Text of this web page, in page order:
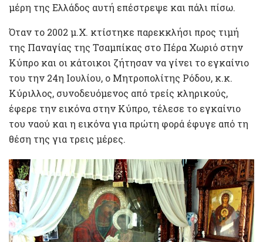
μέρη της Ελλάδος αυτή επέστρεψε και πάλι πίσω.
Όταν το 2002 μ.Χ. κτίστηκε παρεκκλήσι προς τιμή
της Παναγίας της Τσαμπίκας στο Πέρα Χωριό στην
Κύπρο και οι κάτοικοι ζήτησαν να γίνει το εγκαίνιο
του την 24η Ιουλίου, ο Μητροπολίτης Ρόδου, κ.κ.
Κύριλλος, συνοδευόμενος από τρείς κληρικούς,
έφερε την εικόνα στην Κύπρο, τέλεσε το εγκαίνιο
του ναού και η εικόνα για πρώτη φορά έφυγε από τη
θέση της για τρεις μέρες.